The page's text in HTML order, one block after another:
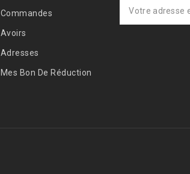
Commandes
Avoirs
Adresses
Mes Bon De Réduction